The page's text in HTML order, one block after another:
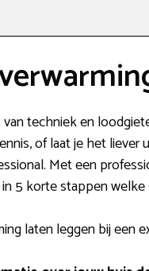
techniek en
of laat je het liever
Met een
5 korte stappen
laten leggen bij een